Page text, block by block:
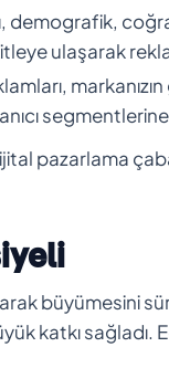
demografik,
ulaşarak
pazarlama
büyümesini
katkı